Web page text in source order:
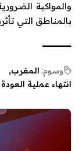
والمواكبة
بالمناطق التي
وسوم: المغرب
انتهاء عملية